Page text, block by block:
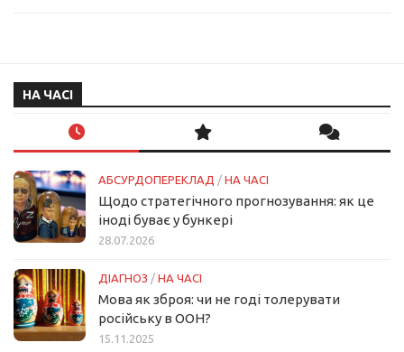
НА ЧАСІ
АБСУРДОПЕРЕКЛАД / НА ЧАСІ
Щодо стратегічного прогнозування: як це
іноді буває у бункері
28.07.2026
ДІАГНОЗ / НА ЧАСІ
Мова як зброя: чи не годі толерувати
російську в ООН?
15.11.2025